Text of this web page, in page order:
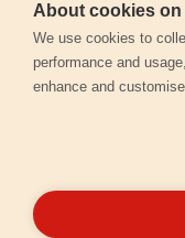
Záruční podmínky
Ochrana
About cookies
We use cookies to
performance and
enhance and